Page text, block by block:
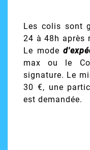
Les colis sont
24 à 48h après
Le mode
max ou le
signature. Le
30 €, une
est demandée.